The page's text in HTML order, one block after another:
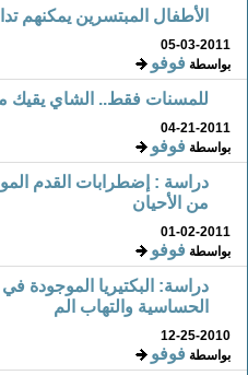
الأطفال المبتسرين يمكنهم
05-03-2011
بواسطةفوفو
للمسنات فقط.. الشاي يقيك
04-21-2011
بواسطةفوفو
دراسة : إضطرابات القدم
من الأحيان
01-02-2011
بواسطةفوفو
دراسة: البكتيريا الموجودة
الحساسية والتهاب الم
12-25-2010
بواسطةفوفو